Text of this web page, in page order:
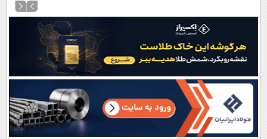
کردن
آرشیو
نظرسنجی
آب و هوا
اوقات شرعی
سواد زندگی